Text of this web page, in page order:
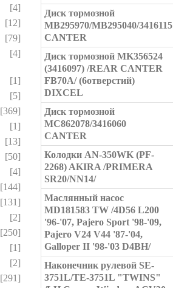
[4]
[12]
[79]
[4]
[1]
[5]
[369]
[1]
[13]
[50]
[4]
[144]
[131]
[2]
[250]
[1]
[2]
[291]
Диск тормозной
MB295970/MB295040/3416115
CANTER
Диск тормозной MK356524
(3416097) /REAR CANTER
FB70A/ (6отверстий)
DIXCEL
Диск тормозной
MС862078/3416060
CANTER
Колодки AN-350WK (PF-
2268) AKIRA /PRIMERA
SR20/NN14/
Маслянный насос
MD181583 TW /4D56 L200
'96-'07, Pajero Sport '98-'09,
Pajero V24 V44 '87-'04,
Galloper II '98-'03 D4BH/
Наконечник рулевой SE-
3751L/TE-3751L "TWINS"